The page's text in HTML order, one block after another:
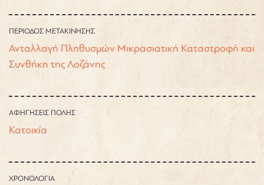
ΠΕΡΙΟΔΟΣ ΜΕΤΑΚΙΝΗΣΗΣ
Ανταλλαγή Πληθυσμών Μικρασιατική Καταστροφή και
Συνθήκη της Λοζάνης
ΑΦΗΓΗΣΕΙΣ ΠΟΛΗΣ
Κατοικία
ΧΡΟΝΟΛΟΓΙΑ